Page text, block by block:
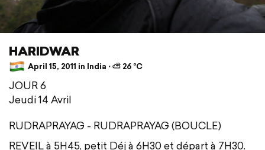
HARIDWAR
April 15, 2011 in India ⋅ ⛅ 26 °C
JOUR 6
Jeudi 14 Avril
RUDRAPRAYAG - RUDRAPRAYAG (BOUCLE)
REVEIL à 5H45, petit Déj à 6H30 et départ à 7H30.